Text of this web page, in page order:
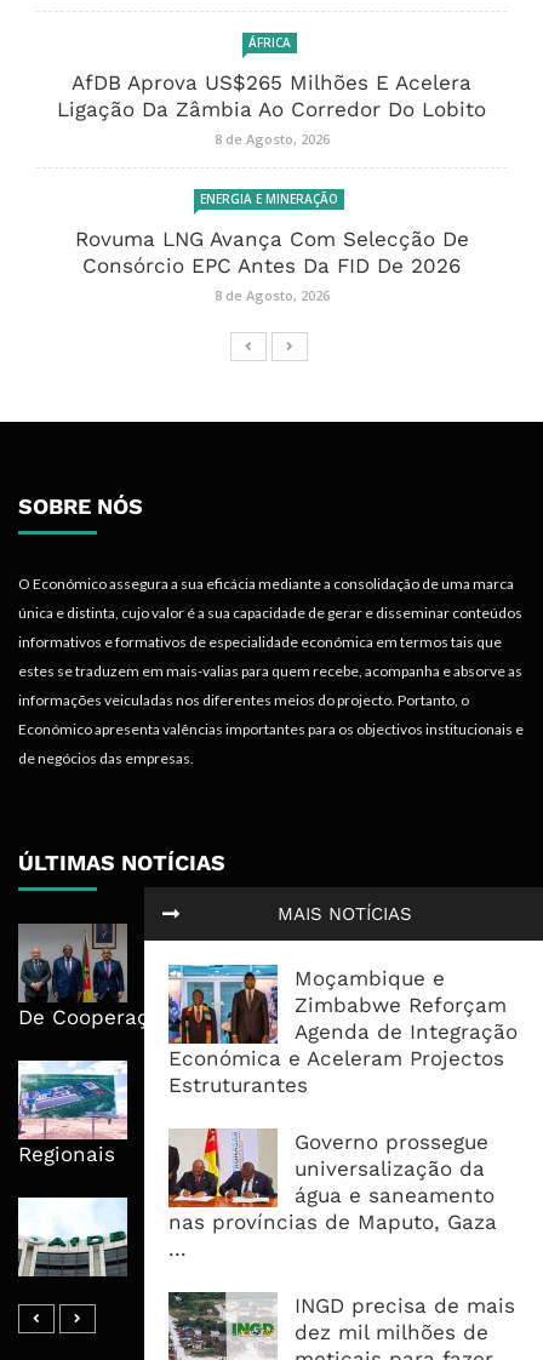
MAIS NOTÍCIAS
Moçambique e
Zimbabwe Reforçam
Agenda de Integração
Económica e Aceleram Projectos
Estruturantes
Governo prossegue
universalização da
água e saneamento
nas províncias de Maputo, Gaza
...
INGD precisa de mais
dez mil milhões de
ÁFRICA
AfDB Aprova US$265 Milhões E Acelera
Ligação Da Zâmbia Ao Corredor Do Lobito
8 de Agosto, 2026
ENERGIA E MINERAÇÃO
Rovuma LNG Avança Com Selecção De
Consórcio EPC Antes Da FID De 2026
8 de Agosto, 2026
SOBRE NÓS
O Económico assegura a sua eficácia mediante a consolidação de uma marca
única e distinta, cujo valor é a sua capacidade de gerar e disseminar conteúdos
informativos e formativos de especialidade económica em termos tais que
estes se traduzem em mais-valias para quem recebe, acompanha e absorve as
informações veiculadas nos diferentes meios do projecto. Portanto, o
Económico apresenta valências importantes para os objectivos institucionais e
de negócios das empresas.
ÚLTIMAS NOTÍCIAS
Moçambique E ECA Colocam
Emprego, Industrialização E
Execução No Centro Da Nova Agenda
De Cooperação
Nova Capacidade Cimenteira Coloca
Moçambique No Caminho Da Auto-
Suficiência E Das Exportações
Regionais
AfDB Aprova US$265 Milhões E
Acelera Ligação Da Zâmbia Ao